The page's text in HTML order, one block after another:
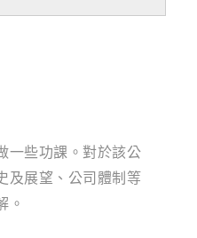
一些功課。對於該公
及展望、公司體制等
。